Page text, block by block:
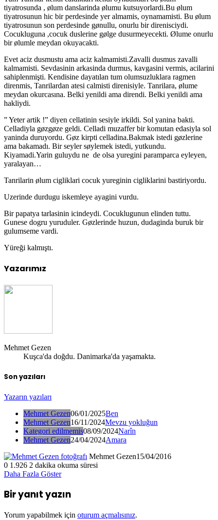
tiyatrosunda , ølum danslarinda ølumu kutsuyorlardi.Bu ølum
tiyatrosunun hic bir perdesinde yer almamis, oynamamisti. Bu ølum
tiyatrosunun son perdesinde gønullu, onurlu bir direnisciydi.
Cocukluguna ,cocuk duslerine gølge dusurmeyecekti. Ølume onurlu
bir ølumle meydan okuyacakti.
Evet aciz dusmustu ama aciz kalmamisti.Zavalli dusmus zavalli
kalmamisti. Sevdasinin arkasinda durmus, kavgasini vermis, acilarini
sahiplenmişti. Kendisine dayatılan tum olumsuzluklara ragmen
direnmis, Tanrilardan atesi calmisti direnisiyle. Tanrilara, ølume
meydan okurcasına. Belki yenildi ama direndi. Belki yenildi ama
hakliydi.
” Yeter artik !” diyen cellatinin sesiyle irkildi. Sol yanina bakti.
Celladiyla gøzgøze geldi. Celladi muzaffer bir komutan edasiyla sol
yaninda duruyordu. Gøz kirpti celladina.Bakmak istedi gøzlerine
ama bakamadı. Bir seyler søylemek istedi, yutkundu.
Kiyamadi.Yarin guluydu ne de olsa yuregini paramparca eyleyen,
yaralayan…
Tanrilarin ølum cigliklari cocuk yureginin cigliklarini bastiriyordu.
Uzerinde durdugu iskemleye ayagini vurdu.
Bir papatya tarlasinin icindeydi. Cocuklugunun elinden tuttu.
Gunese dogru yuruduler. Gøzlerinde huzun, dudaginda buruk bir
gulumseme vardi.
Yüreği kalmıştı.
Yazarımız
Mehmet Gezen
Kuşca'da doğdu. Danimarka'da yaşamakta.
Son yazıları
Yazarın yazıları
Mehmet Gezen06/01/2025Ben
Mehmet Gezen16/11/2024Mevzu yokluğun
Kategori edilmemis08/09/2024Narîn
Mehmet Gezen24/04/2024Amara
Mehmet Gezen15/04/2016
0 1.926 2 dakika okuma süresi
Daha Fazla Göster
Bir yanıt yazın
Yorum yapabilmek için oturum açmalısınız.